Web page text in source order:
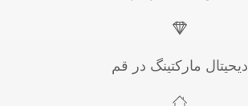
دیحیتال مارکتینگ در قم